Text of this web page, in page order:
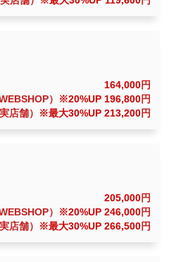
164,000円
）
※20%UP 196,800円
店舗）
※最大30%UP 213,200円
205,000円
）
※20%UP 246,000円
店舗）
※最大30%UP 266,500円